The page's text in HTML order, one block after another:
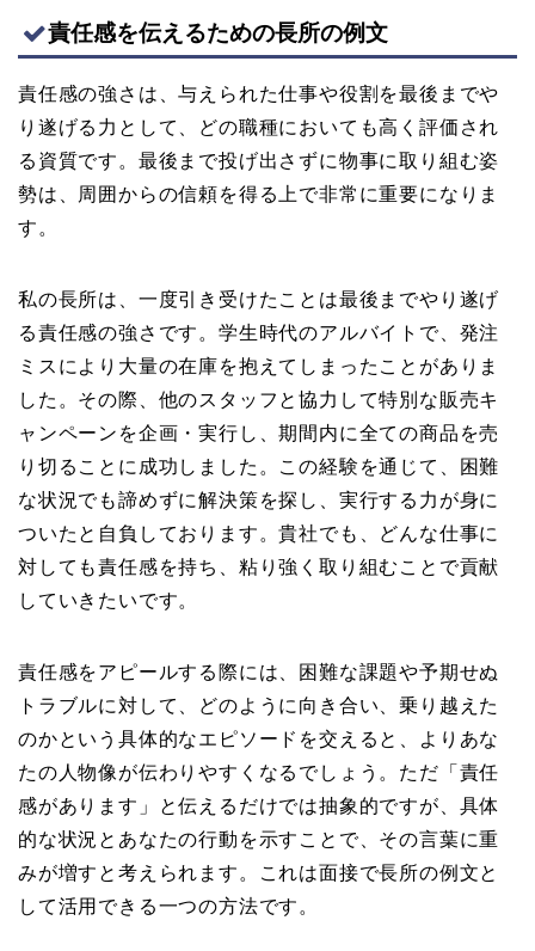
責任感を伝えるための長所の例文
責任感の強さは、与えられた仕事や役割を最後までや
り遂げる力として、どの職種においても高く評価され
る資質です。最後まで投げ出さずに物事に取り組む姿
勢は、周囲からの信頼を得る上で非常に重要になりま
す。
私の長所は、一度引き受けたことは最後までやり遂げ
る責任感の強さです。学生時代のアルバイトで、発注
ミスにより大量の在庫を抱えてしまったことがありま
した。その際、他のスタッフと協力して特別な販売キ
ャンペーンを企画・実行し、期間内に全ての商品を売
り切ることに成功しました。この経験を通じて、困難
な状況でも諦めずに解決策を探し、実行する力が身に
ついたと自負しております。貴社でも、どんな仕事に
対しても責任感を持ち、粘り強く取り組むことで貢献
していきたいです。
責任感をアピールする際には、困難な課題や予期せぬ
トラブルに対して、どのように向き合い、乗り越えた
のかという具体的なエピソードを交えると、よりあな
たの人物像が伝わりやすくなるでしょう。ただ「責任
感があります」と伝えるだけでは抽象的ですが、具体
的な状況とあなたの行動を示すことで、その言葉に重
みが増すと考えられます。これは面接で長所の例文と
して活用できる一つの方法です。